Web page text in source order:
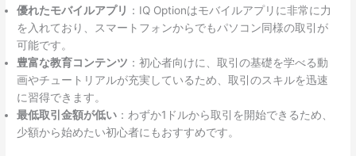
優れたモバイルアプリ ：IQ Optionはモバイルアプリに非常に力
を入れており、スマートフォンからでもパソコン同様の取引が
可能です。
豊富な教育コンテンツ ：初心者向けに、取引の基礎を学べる動
画やチュートリアルが充実しているため、取引のスキルを迅速
に習得できます。
最低取引金額が低い ：わずか1ドルから取引を開始できるため、
少額から始めたい初心者にもおすすめです。